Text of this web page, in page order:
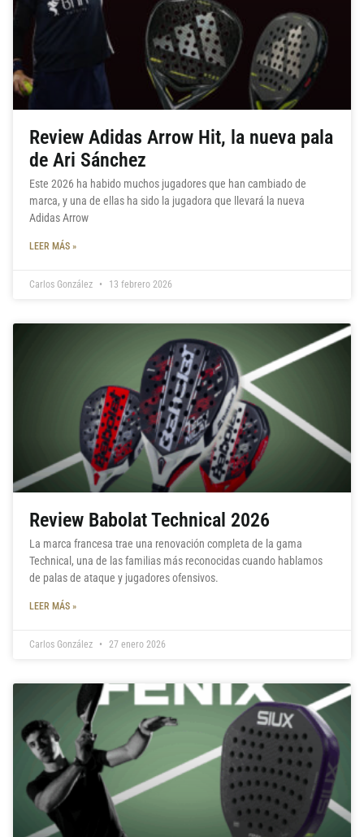
Review Adidas Arrow Hit, la nueva pala
de Ari Sánchez
Este 2026 ha habido muchos jugadores que han cambiado de
marca, y una de ellas ha sido la jugadora que llevará la nueva
Adidas Arrow
LEER MÁS »
Carlos González 13 febrero 2026
Review Babolat Technical 2026
La marca francesa trae una renovación completa de la gama
Technical, una de las familias más reconocidas cuando hablamos
de palas de ataque y jugadores ofensivos.
LEER MÁS »
Carlos González 27 enero 2026